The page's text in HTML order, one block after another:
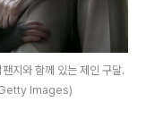
지와 함께 있는 제인 구달.
Images)